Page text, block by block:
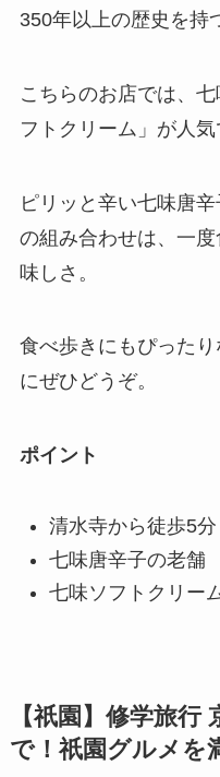
350年以上の歴史を持
こちらのお店では、
フトクリーム」が人気
ピリッと辛い七味唐
の組み合わせは、一
味しさ。
食べ歩きにもぴった
にぜひどうぞ。
ポイント
清水寺から徒歩5分
七味唐辛子の老舗
七味ソフトクリー
【祇園】修学旅行
で！祇園グルメを